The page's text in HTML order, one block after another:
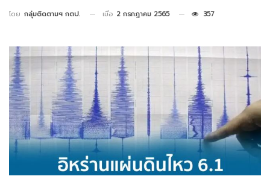
โดย กลุ่มติดตามฯ กตป. เมื่อ 2 กรกฎาคม 2565 357